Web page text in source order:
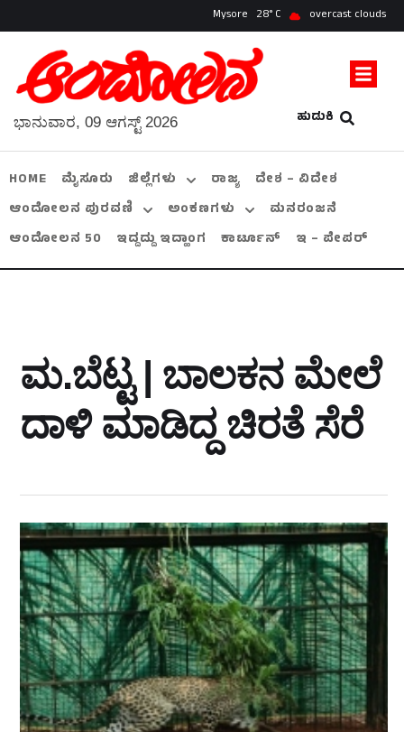
Mysore 28 overcast clouds
ಹುಡುಕಿ
ಭಾನುವಾರ, 09 ಆಗಸ್ಟ್ 2026
HOME ಮೈಸೂರು ಜಿಲ್ಲೆಗಳು ರಾಜ್ಯ
ದೇಶ – ವಿದೇಶ
ಆಂದೋಲನ ಪುರವಣಿ
ಅಂಕಣಗಳು
ಮನರಂಜನೆ
ಆಂದೋಲನ 50
ಇದ್ದದ್ದು ಇದ್ಹಾಂಗ ಕಾರ್ಟೂನ್ ಇ – ಪೇಪರ್
ಮ.ಬೆಟ್ಟ | ಬಾಲಕನ ಮೇಲೆ
ದಾಳಿ ಮಾಡಿದ್ದ ಚಿರತೆ ಸೆರೆ